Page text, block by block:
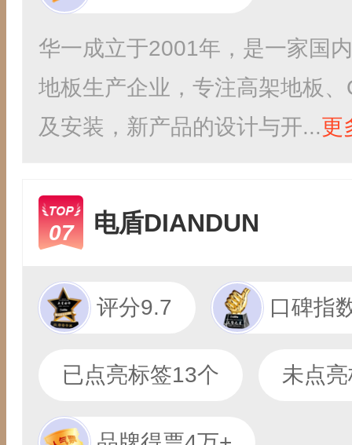
华一成立于2001年，是一家国
地板生产企业，专注高架地板
及安装，新产品的设计与开...更
07 电盾DIANDUN
评分9.7 口碑指
已点亮标签13个 未点